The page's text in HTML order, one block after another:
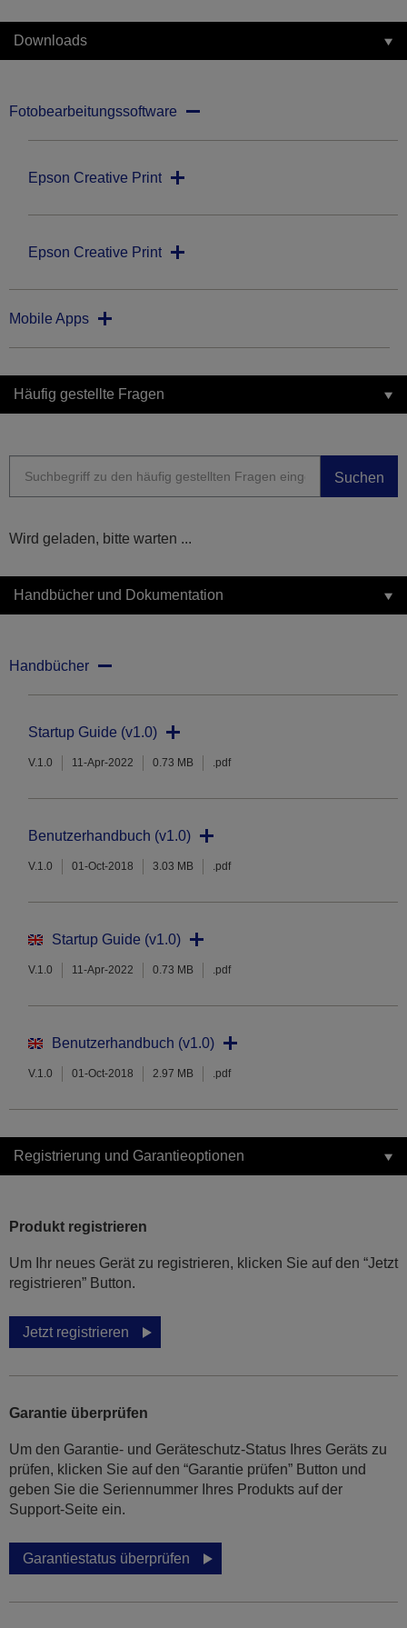
Downloads
Fotobearbeitungssoftware
Epson Creative Print
Epson Creative Print
Mobile Apps
Häufig gestellte Fragen
Suchen
Wird geladen, bitte warten ...
Handbücher und Dokumentation
Handbücher
Startup Guide (v1.0)
V.1.0 11-Apr-2022 0.73 MB .pdf
Benutzerhandbuch (v1.0)
V.1.0 01-Oct-2018 3.03 MB .pdf
Startup Guide (v1.0)
V.1.0 11-Apr-2022 0.73 MB .pdf
Benutzerhandbuch (v1.0)
V.1.0 01-Oct-2018 2.97 MB .pdf
Registrierung und Garantieoptionen
Produkt registrieren
Um Ihr neues Gerät zu registrieren, klicken Sie auf den “Jetzt
registrieren” Button.
Jetzt registrieren
Garantie überprüfen
Um den Garantie- und Geräteschutz-Status Ihres Geräts zu
prüfen, klicken Sie auf den “Garantie prüfen” Button und
geben Sie die Seriennummer Ihres Produkts auf der
Support-Seite ein.
Garantiestatus überprüfen